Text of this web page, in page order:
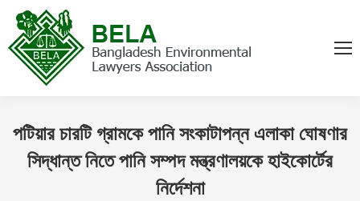
পটিয়ার চারটি গ্রামকে পানি সংকাটাপন্ন এলাকা ঘোষণার
সিদ্ধান্ত নিতে পানি সম্পদ মন্ত্রণালয়কে হাইকোর্টের
নির্দেশনা